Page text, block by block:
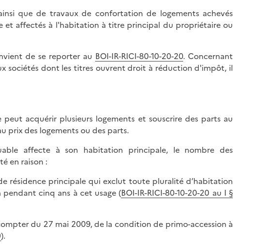
que de travaux de confortation de logements achevés
et affectés à l'habitation à titre principal du propriétaire ou
de se reporter au BOI-IR-RICI-80-10-20-20. Concernant
sociétés dont les titres ouvrent droit à réduction d'impôt, il
acquérir plusieurs logements et souscrire des parts au
prix des logements ou des parts.
affecte à son habitation principale, le nombre des
en raison :
résidence principale qui exclut toute pluralité d’habitation
cinq ans à cet usage (BOI-IR-RICI-80-10-20-20 au I §
du 27 mai 2009, de la condition de primo-accession à
).